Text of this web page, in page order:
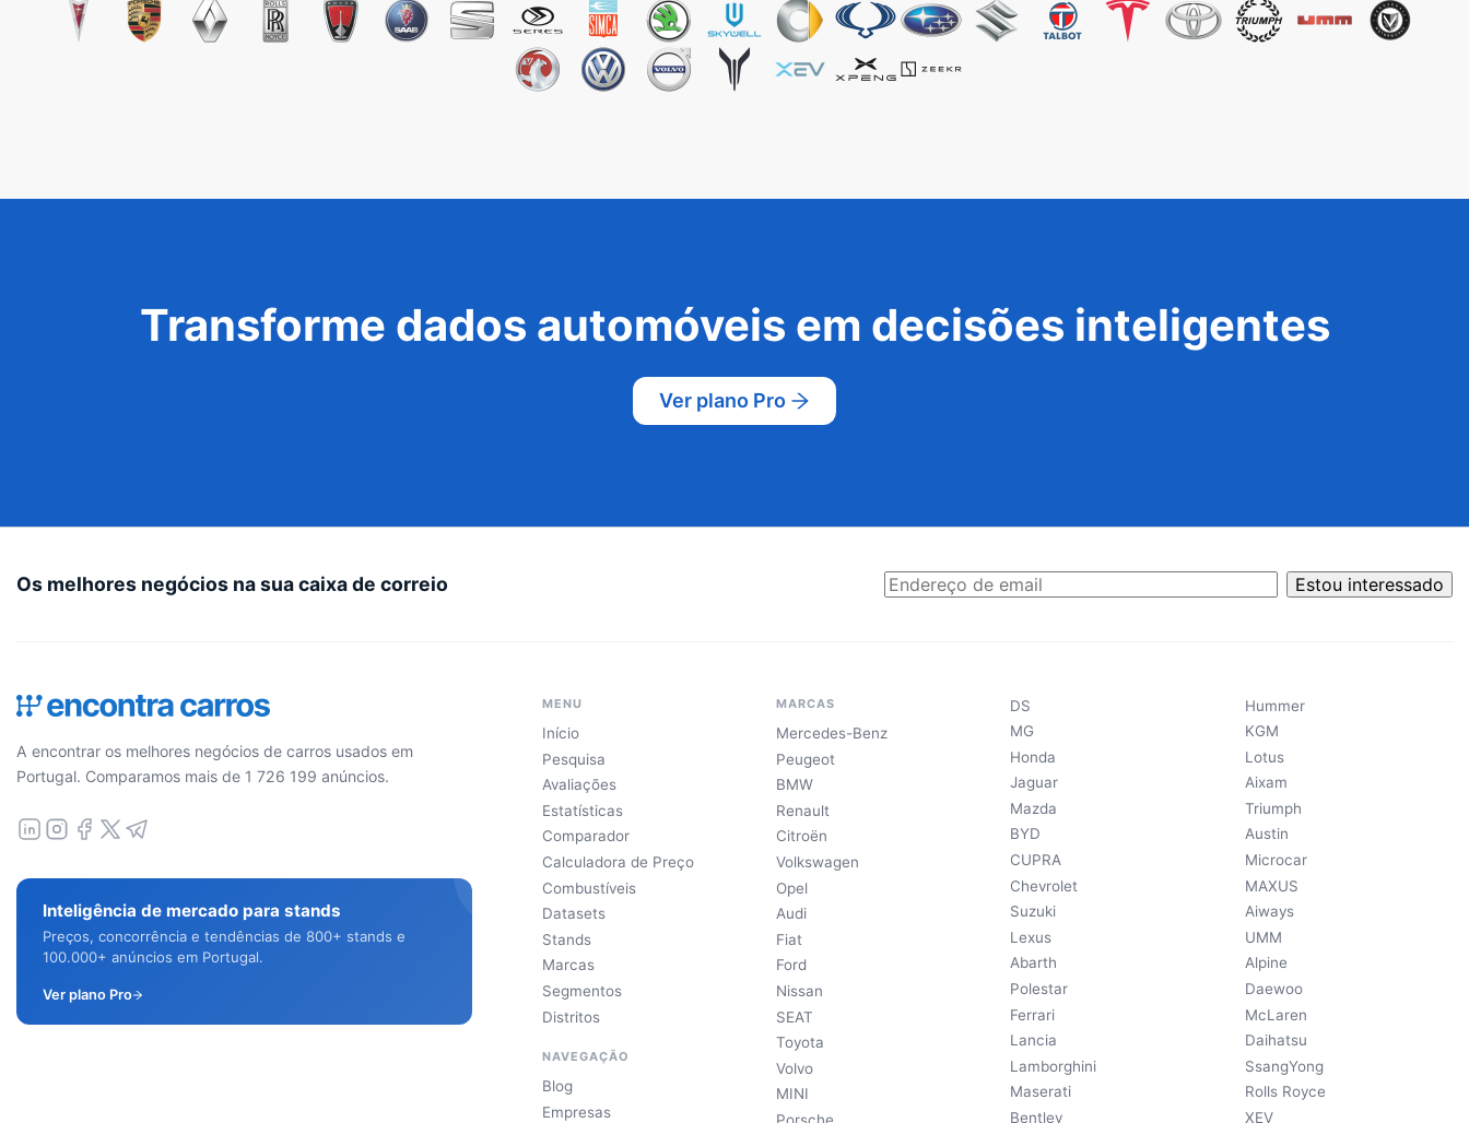
Transforme dados automóveis em decisões inteligentes
Ver plano Pro
Os melhores negócios na sua caixa de correio Estou interessado
A encontrar os melhores negócios de carros usados em
Portugal. Comparamos mais de 1 726 199 anúncios.
Inteligência de mercado para stands
Preços, concorrência e tendências de 800+ stands e
100.000+ anúncios em Portugal.
Ver plano Pro
MENU
Início
Pesquisa
Avaliações
Estatísticas
Comparador
Calculadora de Preço
Combustíveis
Datasets
Stands
Marcas
Segmentos
Distritos
NAVEGAÇÃO
Blog
Empresas
MARCAS
Mercedes-Benz
Peugeot
BMW
Renault
Citroën
Volkswagen
Opel
Audi
Fiat
Ford
Nissan
SEAT
Toyota
Volvo
MINI
DS
MG
Honda
Jaguar
Mazda
BYD
CUPRA
Chevrolet
Suzuki
Lexus
Abarth
Polestar
Ferrari
Lancia
Lamborghini
Maserati
Bentley
Hummer
KGM
Lotus
Aixam
Triumph
Austin
Microcar
MAXUS
Aiways
UMM
Alpine
Daewoo
McLaren
Daihatsu
SsangYong
Rolls Royce
XEV